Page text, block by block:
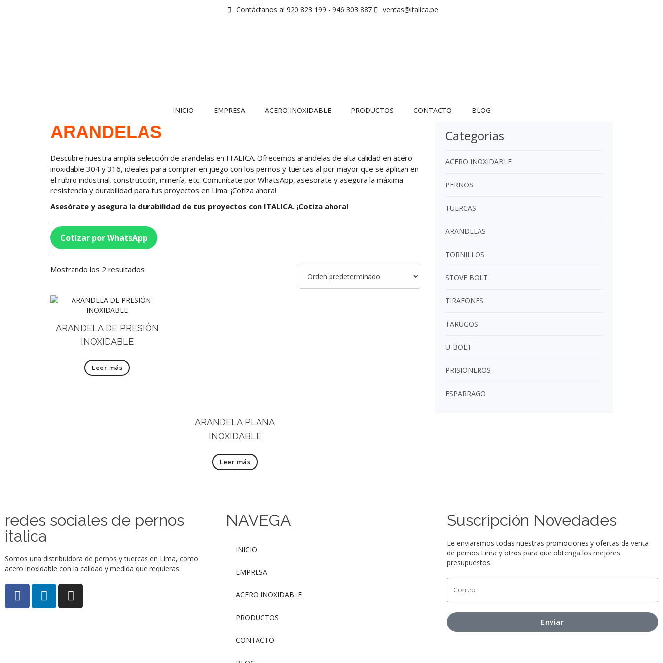
Contáctanos al 920 823 199 - 946 303 887 ventas@italica.pe
INICIO EMPRESA ACERO INOXIDABLE PRODUCTOS CONTACTO BLOG
ARANDELAS
Descubre nuestra amplia selección de arandelas en ITALICA. Ofrecemos arandelas de alta calidad en acero
inoxidable 304 y 316, ideales para comprar en juego con los pernos y tuercas al por mayor que se aplican en
el rubro industrial, construcción, minería, etc. Comunícate por WhatsApp, asesorate y asegura la máxima
resistencia y durabilidad para tus proyectos en Lima. ¡Cotiza ahora!
Asesórate y asegura la durabilidad de tus proyectos con ITALICA. ¡Cotiza ahora!
–
Cotizar por WhatsApp
–
Mostrando los 2 resultados
ARANDELA DE PRESIÓN
INOXIDABLE
Leer más
ARANDELA PLANA
INOXIDABLE
Leer más
Categorias
ACERO INOXIDABLE
PERNOS
TUERCAS
ARANDELAS
TORNILLOS
STOVE BOLT
TIRAFONES
TARUGOS
U-BOLT
PRISIONEROS
ESPARRAGO
redes sociales de pernos
italica
Somos una distribuidora de pernos y tuercas en Lima, como
acero inoxidable con la calidad y medida que requieras.
NAVEGA
INICIO
EMPRESA
ACERO INOXIDABLE
PRODUCTOS
CONTACTO
Suscripción Novedades
Le enviaremos todas nuestras promociones y ofertas de venta
de pernos Lima y otros para que obtenga los mejores
presupuestos.
Enviar